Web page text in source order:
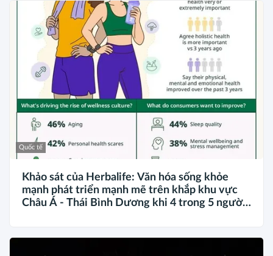
Quốc tế
Khảo sát của Herbalife: Văn hóa sống khỏe
mạnh phát triển mạnh mẽ trên khắp khu vực
Châu Á - Thái Bình Dương khi 4 trong 5 người